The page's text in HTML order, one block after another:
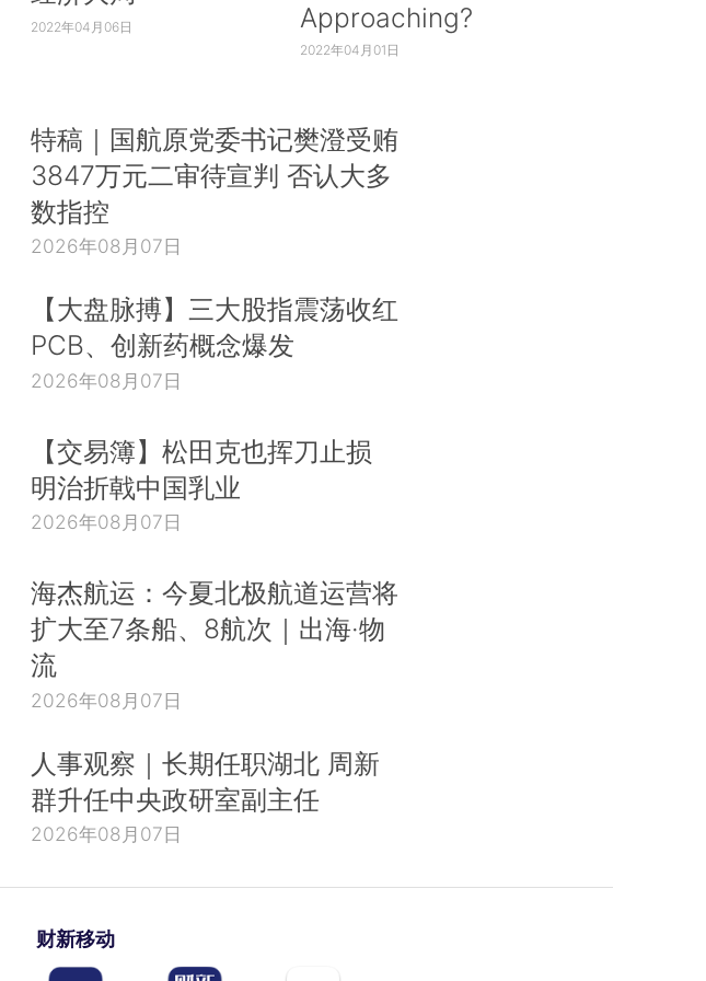
2022年04月06日
Approaching?
2022年04月01日
特稿｜国航原党委书记樊澄受贿
3847万元二审待宣判 否认大多
数指控
2026年08月07日
【大盘脉搏】三大股指震荡收红
PCB、创新药概念爆发
2026年08月07日
【交易簿】松田克也挥刀止损
明治折戟中国乳业
2026年08月07日
海杰航运：今夏北极航道运营将
扩大至7条船、8航次｜出海·物
流
2026年08月07日
人事观察｜长期任职湖北 周新
群升任中央政研室副主任
2026年08月07日
财新移动